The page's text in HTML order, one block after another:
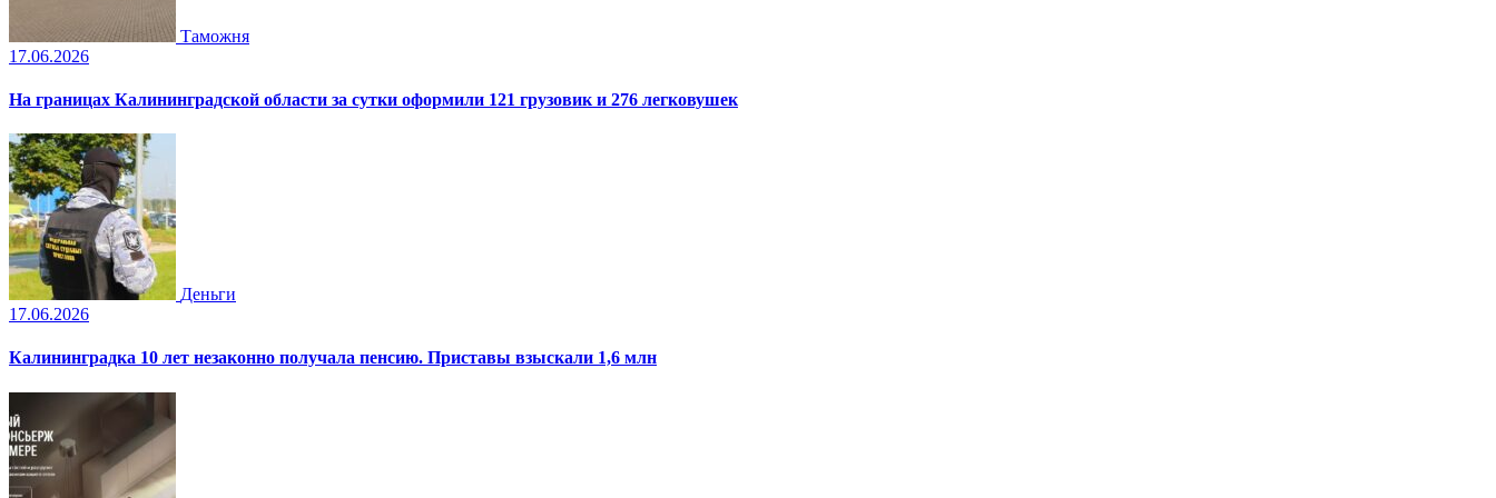
Таможня
17.06.2026
На границах Калининградской области за сутки оформили 121 грузовик и 276 легковушек
Деньги
17.06.2026
Калининградка 10 лет незаконно получала пенсию. Приставы взыскали 1,6 млн